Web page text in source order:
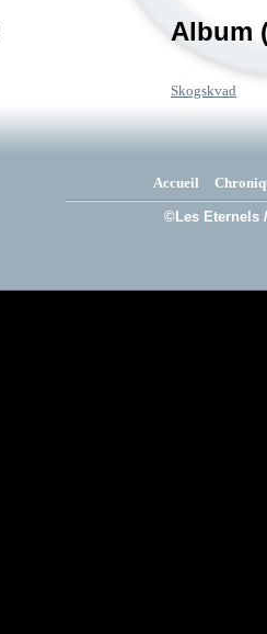
Album
Skogskvad
Accueil
©Les Eternels